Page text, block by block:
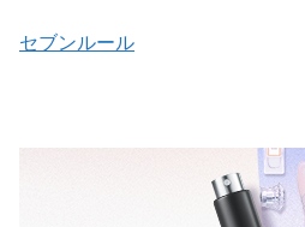
セブンルール